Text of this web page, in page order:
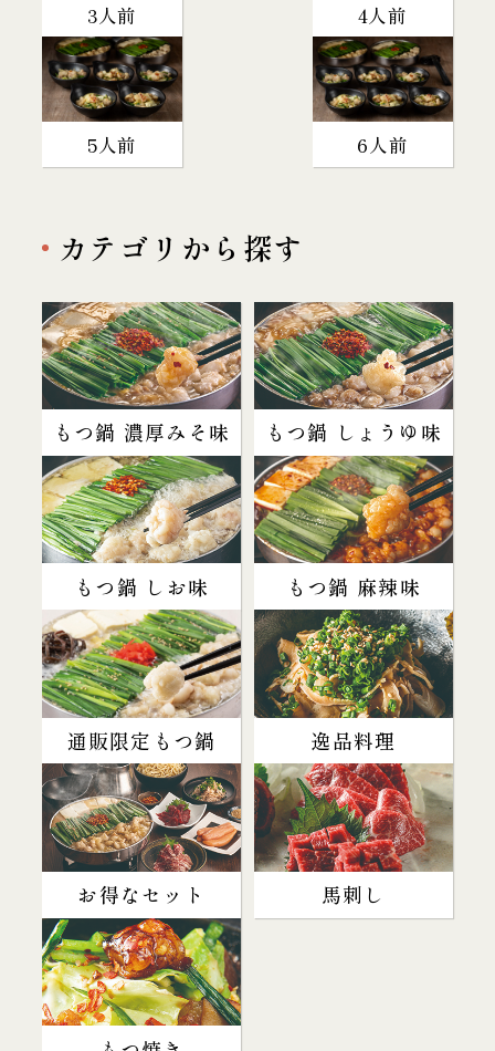
3人前 4人前
5人前 6人前
カテゴリから探す
もつ鍋 濃厚みそ味 もつ鍋 しょうゆ味
もつ鍋 しお味 もつ鍋 麻辣味
通販限定もつ鍋 逸品料理
お得なセット 馬刺し